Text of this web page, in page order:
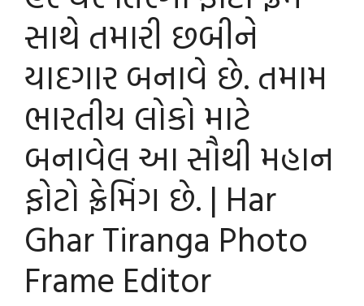
સાથે તમારી છબીને
યાદગાર બનાવે છે. તમામ
ભારતીય લોકો માટે
બનાવેલ આ સૌથી મહાન
ફોટો ફ્રેમિંગ છે. | Har
Ghar Tiranga Photo
Frame Editor